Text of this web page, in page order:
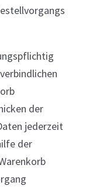
der
jederzeit
der